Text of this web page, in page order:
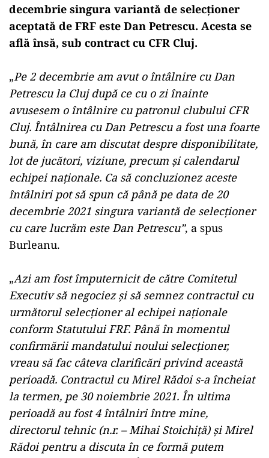
decembrie singura variantă de selecţioner
aceptată de FRF este Dan Petrescu. Acesta se
află însă, sub contract cu CFR Cluj.
„Pe 2 decembrie am avut o întâlnire cu Dan
Petrescu la Cluj după ce cu o zi înainte
avusesem o întâlnire cu patronul clubului CFR
Cluj. Întâlnirea cu Dan Petrescu a fost una foarte
bună, în care am discutat despre disponibilitate,
lot de jucători, viziune, precum şi calendarul
echipei naţionale. Ca să concluzionez aceste
întâlniri pot să spun că până pe data de 20
decembrie 2021 singura variantă de selecţioner
cu care lucrăm este Dan Petrescu”, a spus
Burleanu.
„Azi am fost împuternicit de către Comitetul
Executiv să negociez şi să semnez contractul cu
următorul selecţioner al echipei naţionale
conform Statutului FRF. Până în momentul
confirmării mandatului noului selecţioner,
vreau să fac câteva clarificări privind această
perioadă. Contractul cu Mirel Rădoi s-a încheiat
la termen, pe 30 noiembrie 2021. În ultima
perioadă au fost 4 întâlniri între mine,
directorul tehnic (n.r. – Mihai Stoichiţă) şi Mirel
Rădoi pentru a discuta în ce formă putem